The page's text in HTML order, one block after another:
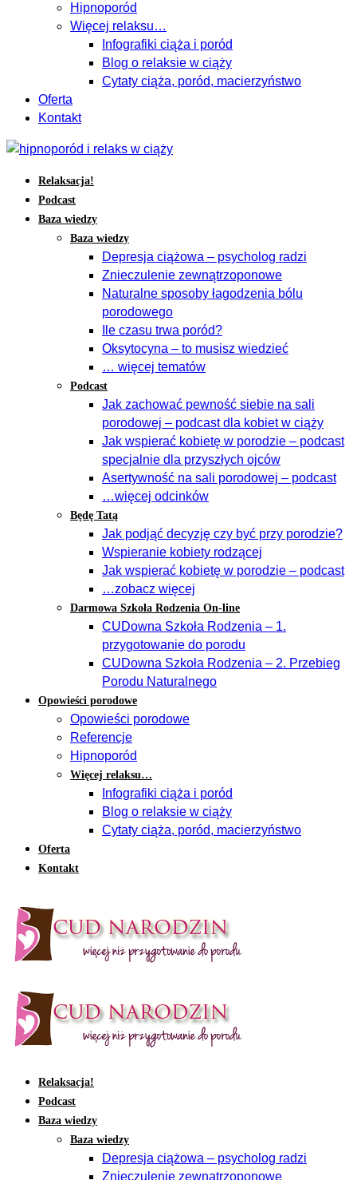
Hipnoporód
Więcej relaksu…
Infografiki ciąża i poród
Blog o relaksie w ciąży
Cytaty ciąża, poród, macierzyństwo
Oferta
Kontakt
Relaksacja!
Podcast
Baza wiedzy
Baza wiedzy
Depresja ciążowa – psycholog radzi
Znieczulenie zewnątrzoponowe
Naturalne sposoby łagodzenia bólu
porodowego
Ile czasu trwa poród?
Oksytocyna – to musisz wiedzieć
… więcej tematów
Podcast
Jak zachować pewność siebie na sali
porodowej – podcast dla kobiet w ciąży
Jak wspierać kobietę w porodzie – podcast
specjalnie dla przyszłych ojców
Asertywność na sali porodowej – podcast
…więcej odcinków
Będę Tatą
Jak podjąć decyzję czy być przy porodzie?
Wspieranie kobiety rodzącej
Jak wspierać kobietę w porodzie – podcast
…zobacz więcej
Darmowa Szkoła Rodzenia On-line
CUDowna Szkoła Rodzenia – 1.
przygotowanie do porodu
CUDowna Szkoła Rodzenia – 2. Przebieg
Porodu Naturalnego
Opowieści porodowe
Opowieści porodowe
Referencje
Hipnoporód
Więcej relaksu…
Infografiki ciąża i poród
Blog o relaksie w ciąży
Cytaty ciąża, poród, macierzyństwo
Oferta
Kontakt
Relaksacja!
Podcast
Baza wiedzy
Baza wiedzy
Depresja ciążowa – psycholog radzi
Znieczulenie zewnątrzoponowe